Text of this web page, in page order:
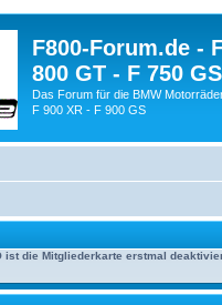
F800-Forum.de -
800 GT - F 750
Das Forum für die BMW
F 900 XR - F 900 GS
ist die Mitgliederkarte erstmal